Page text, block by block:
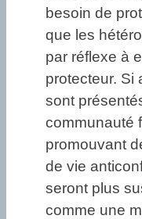
besoin de
que les
par réflexe à
protecteur. Si
sont
communauté
promouvant
de vie
seront plus
comme une